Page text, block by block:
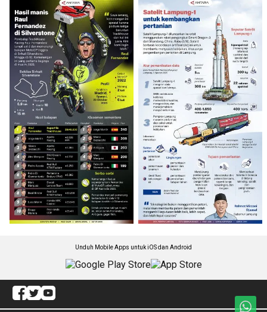
Unduh Mobile Apps untuk iOS dan Android